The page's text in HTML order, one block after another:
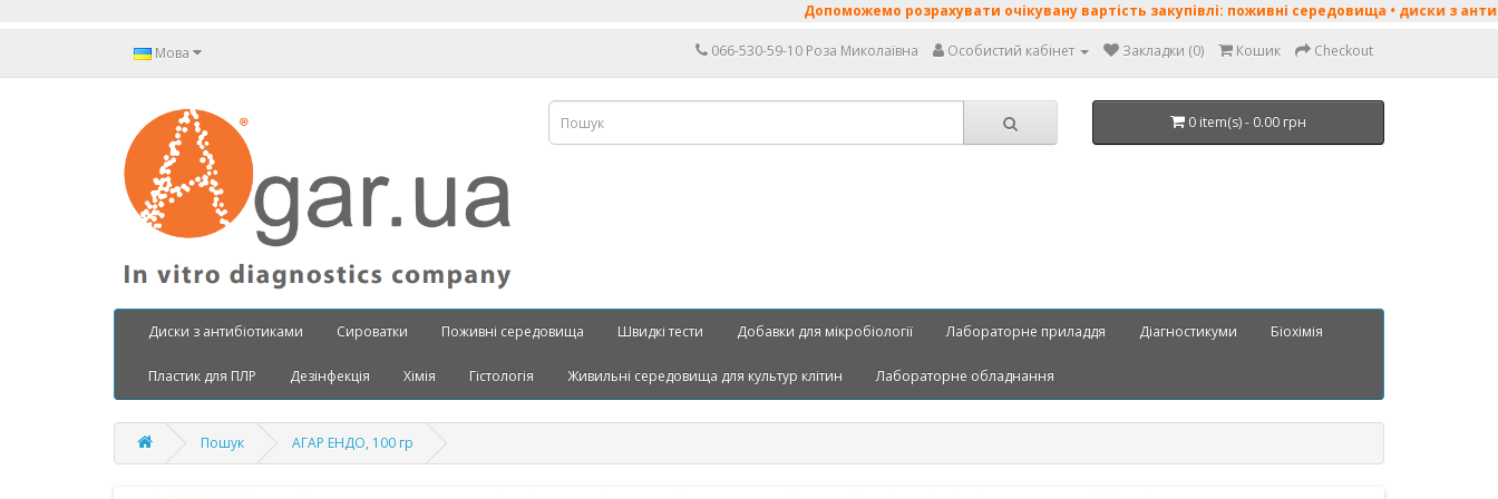
Допоможемо розрахувати очікувану вартість закупівлі: поживні середовища • диски з
Мова 066-530-59-10 Роза Миколаївна Особистий кабінет Закладки (0) Кошик Checkout
0 item(s) - 0.00 грн
Диски з антибіотиками Сироватки Поживні середовища Швидкі тести Добавки для мікробіології Лабораторне приладдя Діагностикуми Біохімія
Пластик для ПЛР Дезінфекція Хімія Гістологія Живильні середовища для культур клітин Лабораторне обладнання
Пошук АГАР ЕНДО, 100 гр